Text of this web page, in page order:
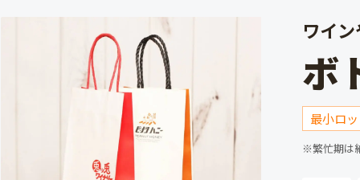
ワイ
ボ
最小ロ
※繁忙期は